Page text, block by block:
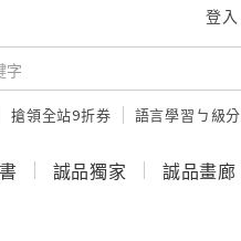
登入
搶領全站9折券 語言學習ㄅ級分
誠品獨家 誠品畫廊